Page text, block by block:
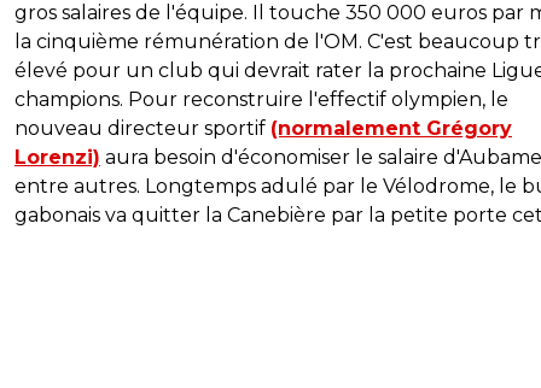
gros salaires de l'équipe. Il touche 350 000 euros par
la cinquième rémunération de l'OM. C'est beaucoup
élevé pour un club qui devrait rater la prochaine
champions. Pour reconstruire l'effectif olympien, le
nouveau directeur sportif (normalement Grégory
Lorenzi) aura besoin d'économiser le salaire
entre autres. Longtemps adulé par le Vélodrome, le
gabonais va quitter la Canebière par la petite porte